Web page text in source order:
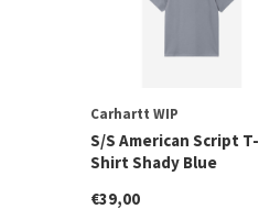
Carhartt WIP
S/S American Script T-
Shirt Shady Blue
€39,00